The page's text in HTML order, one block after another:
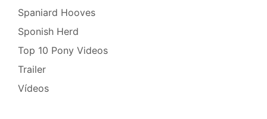
Spaniard Hooves
Sponish Herd
Top 10 Pony Videos
Trailer
Vídeos